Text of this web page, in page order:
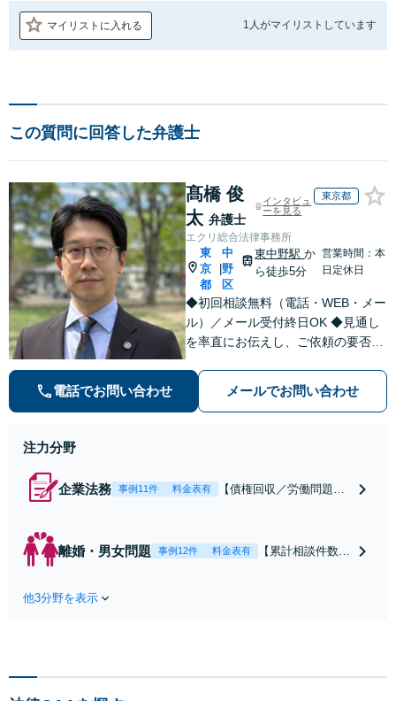
マイリストに入れる 1人がマイリストしています
この質問に回答した弁護士
髙橋 俊
太 弁護士
インタビュ
ーを見る
東京都
エクリ総合法律事務所
東
京
都
中
野
区
東中野駅か
ら徒歩5分
営業時間：本
日定休日
◆初回相談無料（電話・WEB・メー
ル）／メール受付終日OK ◆見通し
を率直にお伝えし、ご依頼の要否も
解決まで弁護士本人が一貫してスピ
ーディーに対応いたします。 ◆累計
電話でお問い合わせ メールでお問い合わせ
注力分野
企業法務 事例11件 料金表有
【債権回収／労働問題／
のトラブル・会社内のト
ラブルなど、事後の解決
離婚・男女問題 事例12件 料金表有
【累計相談件数20
様の話を丁寧にう
他3分野を表示